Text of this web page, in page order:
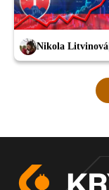
Nikola Litvinová